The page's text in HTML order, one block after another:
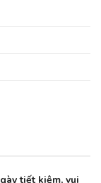
tiết kiệm, vui